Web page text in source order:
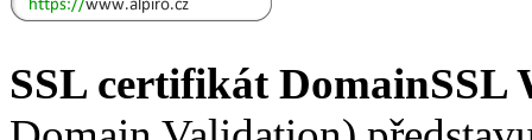
SSL certifikát DomainSSL